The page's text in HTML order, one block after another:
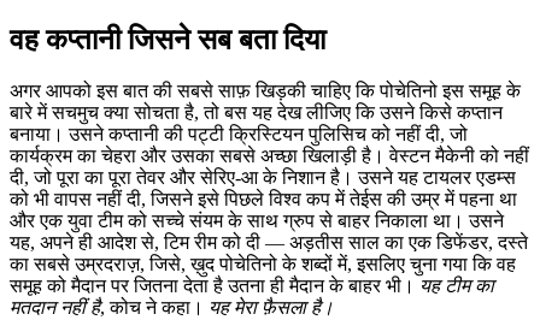
वह कप्तानी जिसने सब बता दिया
अगर आपको इस बात की सबसे साफ़ खिड़की चाहिए कि पोचेतिनो इस समूह के
बारे में सचमुच क्या सोचता है, तो बस यह देख लीजिए कि उसने किसे कप्तान
बनाया। उसने कप्तानी की पट्टी क्रिस्टियन पुलिसिच को नहीं दी, जो
कार्यक्रम का चेहरा और उसका सबसे अच्छा खिलाड़ी है। वेस्टन मैकेनी को नहीं
दी, जो पूरा का पूरा तेवर और सेरिए-आ के निशान है। उसने यह टायलर एडम्स
को भी वापस नहीं दी, जिसने इसे पिछले विश्व कप में तेईस की उम्र में पहना था
और एक युवा टीम को सच्चे संयम के साथ ग्रुप से बाहर निकाला था। उसने
यह, अपने ही आदेश से, टिम रीम को दी — अड़तीस साल का एक डिफेंडर, दस्ते
का सबसे उम्रदराज़, जिसे, ख़ुद पोचेतिनो के शब्दों में, इसलिए चुना गया कि वह
समूह को मैदान पर जितना देता है उतना ही मैदान के बाहर भी। यह टीम का
मतदान नहीं है, कोच ने कहा। यह मेरा फ़ैसला है।